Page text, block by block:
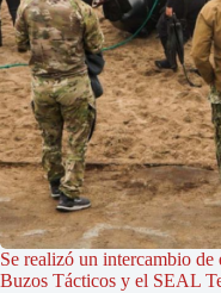
Se realizó un intercambio
Buzos Tácticos y el SEAL